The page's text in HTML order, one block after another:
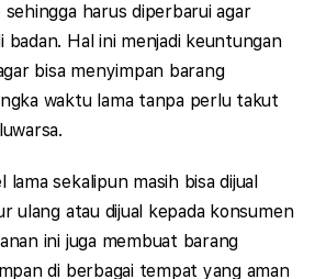
harus diperbarui agar
badan. Hal ini menjadi keuntungan
bisa menyimpan barang
waktu lama tanpa perlu takut
lama sekalipun masih bisa dijual
ulang atau dijual kepada konsumen
ini juga membuat barang
di berbagai tempat yang aman